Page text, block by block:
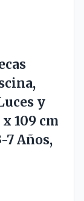
y
109 cm
7 Años,